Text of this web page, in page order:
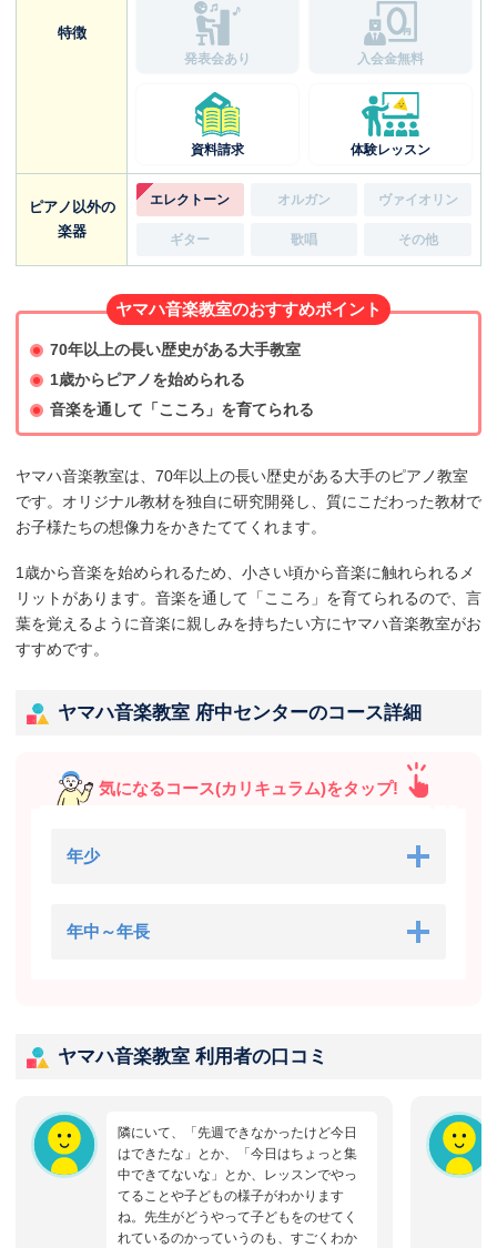
特徴
発表会あり 入会金無料
資料請求 体験レッスン
ピアノ以外の
楽器
エレクトーン オルガン ヴァイオリン
ギター 歌唱 その他
ヤマハ音楽教室のおすすめポイント
70年以上の長い歴史がある大手教室
1歳からピアノを始められる
音楽を通して「こころ」を育てられる
ヤマハ音楽教室は、70年以上の長い歴史がある大手のピアノ教室
です。オリジナル教材を独自に研究開発し、質にこだわった教材で
お子様たちの想像力をかきたててくれます。
1歳から音楽を始められるため、小さい頃から音楽に触れられるメ
リットがあります。音楽を通して「こころ」を育てられるので、言
葉を覚えるように音楽に親しみを持ちたい方にヤマハ音楽教室がお
すすめです。
ヤマハ音楽教室 府中センターのコース詳細
気になるコース(カリキュラム)をタップ!
年少
年中～年長
ヤマハ音楽教室 利用者の口コミ
隣にいて、「先週できなかったけど今日
はできたな」とか、「今日はちょっと集
中できてないな」とか、レッスンでやっ
てることや子どもの様子がわかります
ね。先生がどうやって子どもをのせてく
れているのかっていうのも、すごくわか